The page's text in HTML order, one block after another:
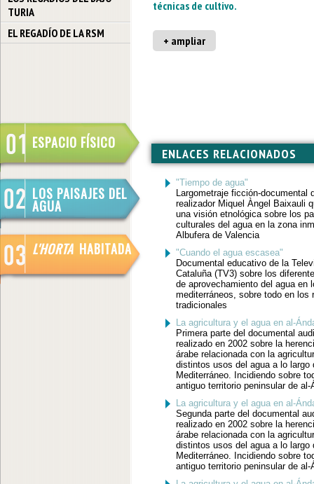
TURIA
EL REGADÍO DE LA RSM
ESPACIO FÍSICO
LOS PAISAJES DEL
AGUA
L'HORTA HABITADA
técnicas de cultivo.
+ ampliar
ENLACES RELACIONADOS
"Tiempo de agua"
Largometraje ficción-documental
realizador Miquel Àngel Baixauli
una visión etnológica sobre los
culturales del agua en la zona
Albufera de Valencia
"Cuando el agua escasea"
Documental educativo de la
Cataluña (TV3) sobre los
de aprovechamiento del agua en
mediterráneos, sobre todo en los
tradicionales
La agricultura y el agua en al-
Primera parte del documental
realizado en 2002 sobre la
árabe relacionada con la
distintos usos del agua a lo largo
Mediterráneo. Incidiendo sobre
antiguo territorio peninsular de al-
La agricultura y el agua en al-
Segunda parte del documental
realizado en 2002 sobre la
árabe relacionada con la
distintos usos del agua a lo largo
Mediterráneo. Incidiendo sobre
antiguo territorio peninsular de al-